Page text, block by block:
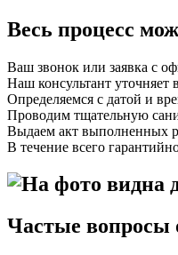
Весь процесс
Ваш звонок или заявка с
Наш консультант
Определяемся с датой и
Проводим тщательную
Выдаем акт выполненных
В течение всего
Частые вопросы